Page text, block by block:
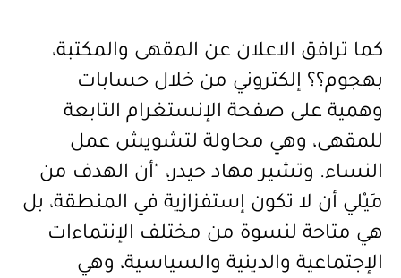
كما ترافق الاعلان عن المقهى والمكتبة،
بهجوم؟؟ إلكتروني من خلال حسابات
وهمية على صفحة الإنستغرام التابعة
للمقهى، وهي محاولة لتشويش عمل
النساء. وتشير مهاد حيدر، "أن الهدف من
مَيْلي أن لا تكون إستفزازية في المنطقة، بل
هي متاحة لنسوة من مختلف الإنتماءات
الإجتماعية والدينية والسياسية، وهي